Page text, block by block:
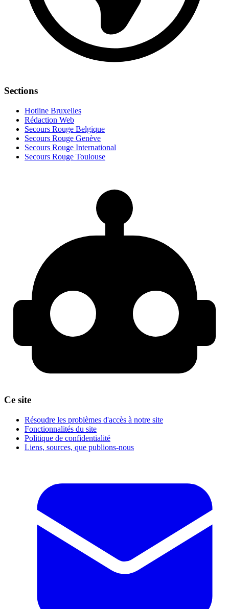
Sections
Hotline Bruxelles
Rédaction Web
Secours Rouge Belgique
Secours Rouge Genève
Secours Rouge International
Secours Rouge Toulouse
Ce site
Résoudre les problèmes d'accès à notre site
Fonctionnalités du site
Politique de confidentialité
Liens, sources, que publions-nous